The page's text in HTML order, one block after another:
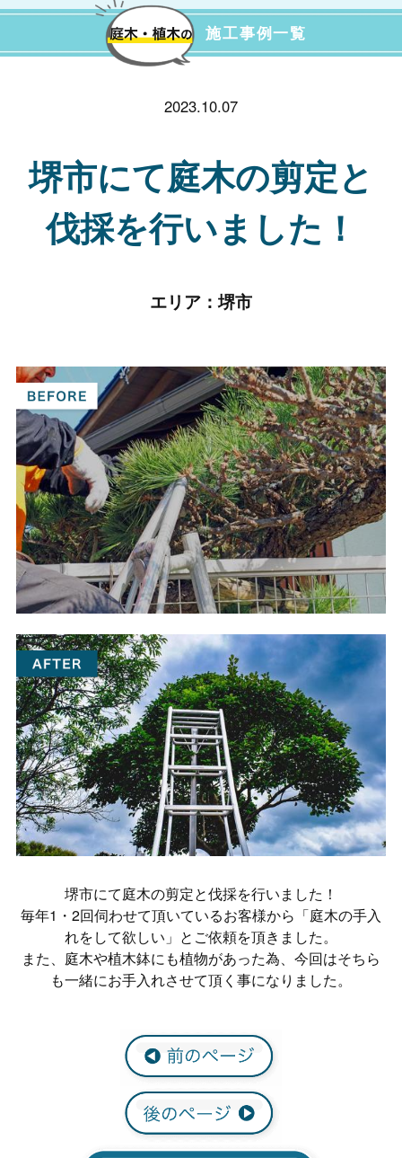
施工事例一覧
2023.10.07
堺市にて庭木の剪定と
伐採を行いました！
エリア：堺市
堺市にて庭木の剪定と伐採を行いました！
毎年1・2回伺わせて頂いているお客様から「庭木の手入
れをして欲しい」とご依頼を頂きました。
また、庭木や植木鉢にも植物があった為、今回はそちら
も一緒にお手入れさせて頂く事になりました。